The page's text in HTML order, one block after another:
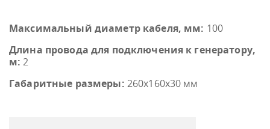
Максимальный диаметр кабеля, мм: 100
Длина провода для подключения к генератору,
м: 2
Габаритные размеры: 260х160х30 мм